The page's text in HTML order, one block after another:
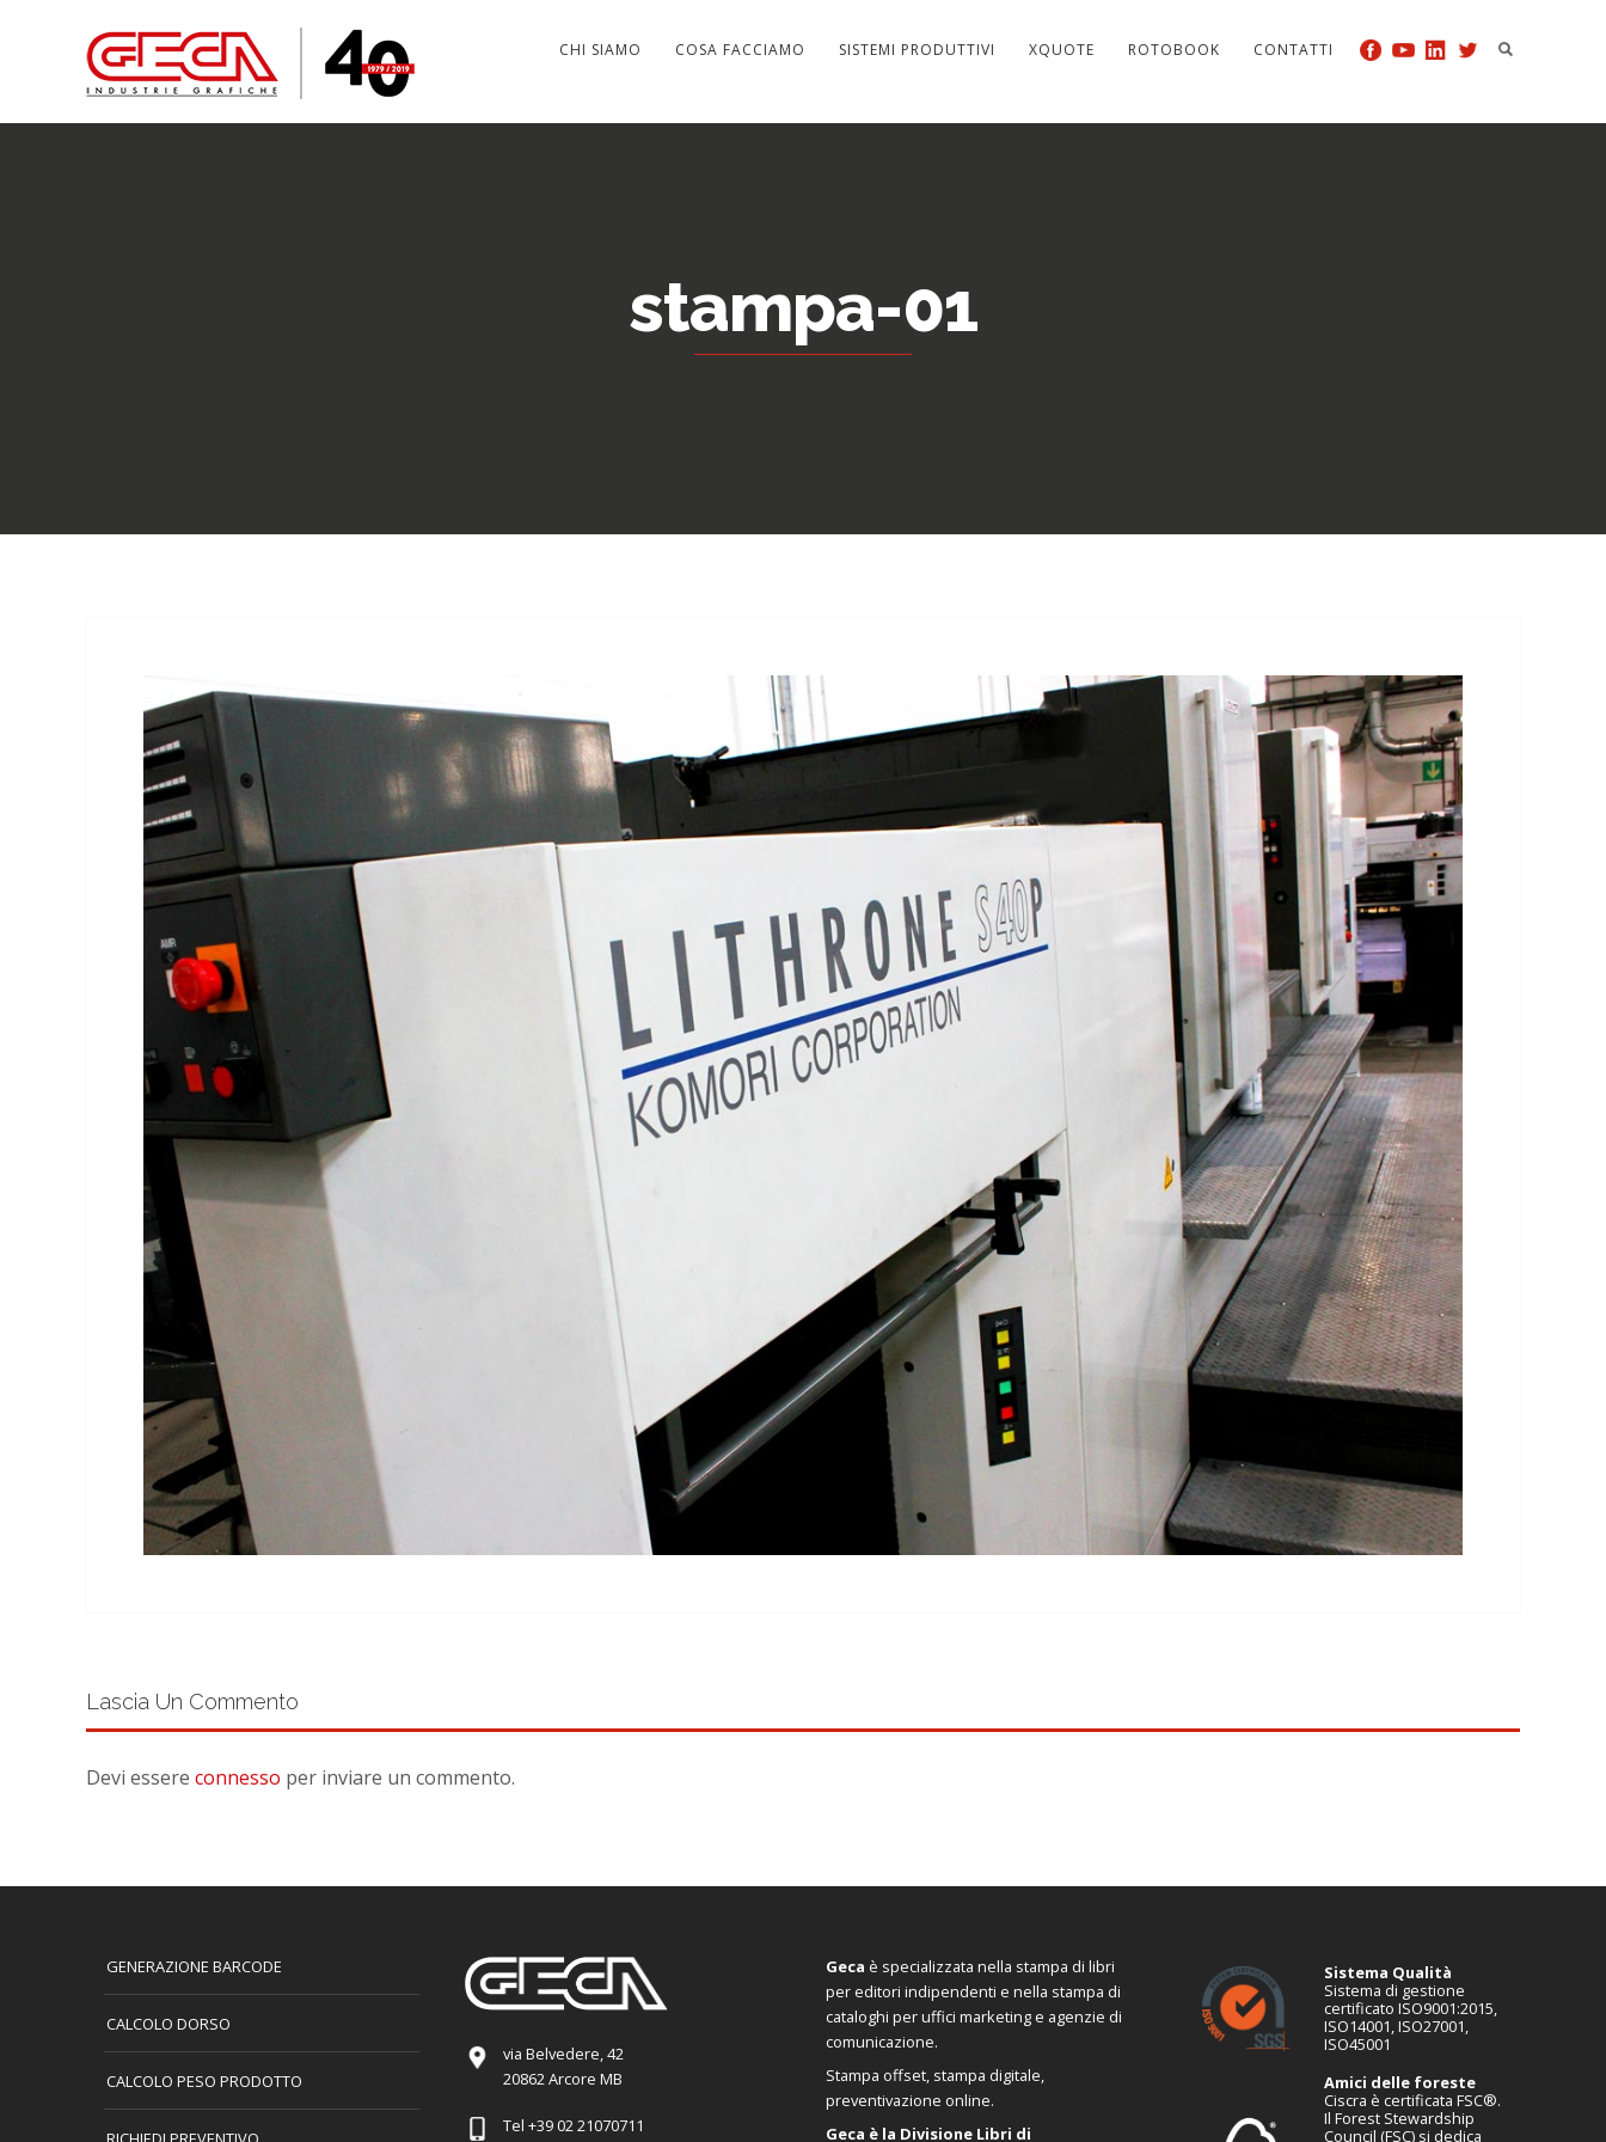
CHI SIAMO COSA FACCIAMO SISTEMI PRODUTTIVI XQUOTE ROTOBOOK CONTATTI
stampa-01
Lascia Un Commento
Devi essere connesso per inviare un commento.
GENERAZIONE BARCODE
CALCOLO DORSO
CALCOLO PESO PRODOTTO
via Belvedere, 42
20862 Arcore MB
Tel +39 02 21070711
Geca è specializzata nella stampa di libri
per editori indipendenti e nella stampa di
cataloghi per uffici marketing e agenzie di
comunicazione.
Stampa offset, stampa digitale,
preventivazione online.
Geca è la Divisione Libri di
Sistema Qualità
Sistema di gestione
certificato ISO9001:2015,
ISO14001, ISO27001,
ISO45001
Amici delle foreste
Ciscra è certificata FSC®.
Il Forest Stewardship
Council (FSC) si dedica